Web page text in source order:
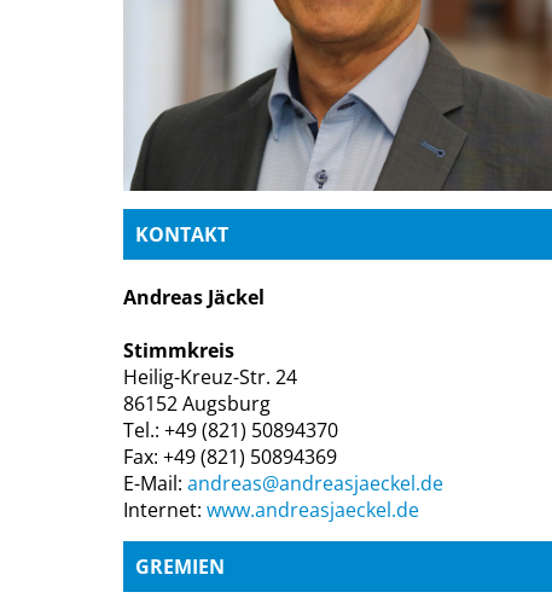
KONTAKT
Andreas Jäckel
Stimmkreis
Heilig-Kreuz-Str. 24
86152 Augsburg
Tel.: +49 (821) 50894370
Fax: +49 (821) 50894369
E-Mail: andreas@andreasjaeckel.de
Internet: www.andreasjaeckel.de
GREMIEN